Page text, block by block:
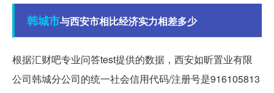
韩城市与西安市相比经济实力相差多少
根据汇财吧专业问答test提供的数据，西安如昕置业有限
公司韩城分公司的统一社会信用代码/注册号是916105813